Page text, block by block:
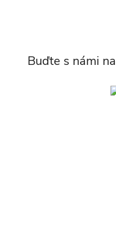
Buďte s námi na